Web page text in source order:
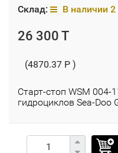
Склад: В наличии
26 300 T
(4870.37 P )
Старт-стоп WSM 004-
гидроциклов Sea-Doo